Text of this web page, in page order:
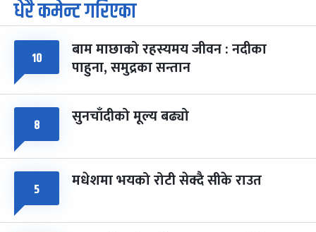
७
आइत
पूर्णिमा व्रत
चैत्र ७, २०८३-Mar 21, 2027
८ फागुपूर्णिमा
चैत्र ८, २०८३-Mar 22, 2027
७ महिना बाँकी
धेरै कमेन्ट गरिएका
१० बाम माछाको रहस्यमय जीवन : नदीका
पाहुना, समुद्रका सन्तान
८ सुनचाँदीको मूल्य बढ्यो
५ मधेशमा भयको रोटी सेक्दै सीके राउत